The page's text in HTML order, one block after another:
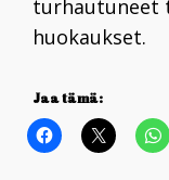
turhautuneet
huokaukset.
Jaa tämä: